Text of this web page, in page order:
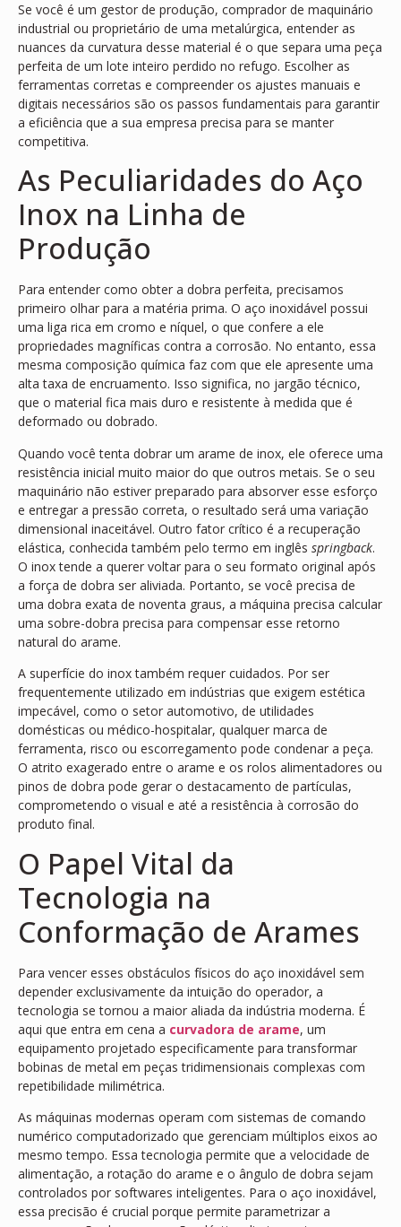
Se você é um gestor de produção, comprador de maquinário
industrial ou proprietário de uma metalúrgica, entender as
nuances da curvatura desse material é o que separa uma peça
perfeita de um lote inteiro perdido no refugo. Escolher as
ferramentas corretas e compreender os ajustes manuais e
digitais necessários são os passos fundamentais para garantir
a eficiência que a sua empresa precisa para se manter
competitiva.
As Peculiaridades do Aço
Inox na Linha de
Produção
Para entender como obter a dobra perfeita, precisamos
primeiro olhar para a matéria prima. O aço inoxidável possui
uma liga rica em cromo e níquel, o que confere a ele
propriedades magníficas contra a corrosão. No entanto, essa
mesma composição química faz com que ele apresente uma
alta taxa de encruamento. Isso significa, no jargão técnico,
que o material fica mais duro e resistente à medida que é
deformado ou dobrado.
Quando você tenta dobrar um arame de inox, ele oferece uma
resistência inicial muito maior do que outros metais. Se o seu
maquinário não estiver preparado para absorver esse esforço
e entregar a pressão correta, o resultado será uma variação
dimensional inaceitável. Outro fator crítico é a recuperação
elástica, conhecida também pelo termo em inglês springback.
O inox tende a querer voltar para o seu formato original após
a força de dobra ser aliviada. Portanto, se você precisa de
uma dobra exata de noventa graus, a máquina precisa calcular
uma sobre-dobra precisa para compensar esse retorno
natural do arame.
A superfície do inox também requer cuidados. Por ser
frequentemente utilizado em indústrias que exigem estética
impecável, como o setor automotivo, de utilidades
domésticas ou médico-hospitalar, qualquer marca de
ferramenta, risco ou escorregamento pode condenar a peça.
O atrito exagerado entre o arame e os rolos alimentadores ou
pinos de dobra pode gerar o destacamento de partículas,
comprometendo o visual e até a resistência à corrosão do
produto final.
O Papel Vital da
Tecnologia na
Conformação de Arames
Para vencer esses obstáculos físicos do aço inoxidável sem
depender exclusivamente da intuição do operador, a
tecnologia se tornou a maior aliada da indústria moderna. É
aqui que entra em cena a curvadora de arame, um
equipamento projetado especificamente para transformar
bobinas de metal em peças tridimensionais complexas com
repetibilidade milimétrica.
As máquinas modernas operam com sistemas de comando
numérico computadorizado que gerenciam múltiplos eixos ao
mesmo tempo. Essa tecnologia permite que a velocidade de
alimentação, a rotação do arame e o ângulo de dobra sejam
controlados por softwares inteligentes. Para o aço inoxidável,
essa precisão é crucial porque permite parametrizar a